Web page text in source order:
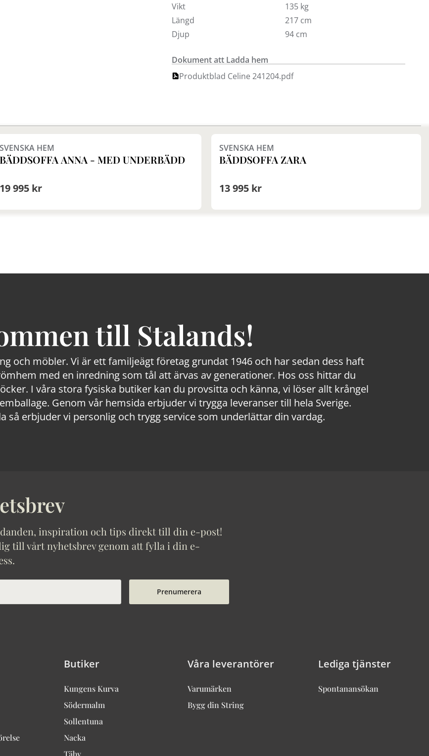
Vikt
135 kg
Längd
217 cm
Djup
94 cm
Dokument att Ladda hem
Produktblad Celine 241204.pdf
Finns i fler val (4)
SVENSKA HEM
BÄDDSOFFA ANNA - MED UNDERBÄDD
19 995 kr
Finns i fler val (9)
SVENSKA HEM
BÄDDSOFFA ZARA
13 995 kr
till Stalands!
och möbler. Vi är ett familjeägt företag grundat 1946 och har sedan dess haft
med en inredning som tål att ärvas av generationer. Hos oss hittar du
I våra stora fysiska butiker kan du provsitta och känna, vi löser allt krångel
Genom vår hemsida erbjuder vi trygga leveranser till hela Sverige.
så erbjuder vi personlig och trygg service som underlättar din vardag.
inspiration och tips direkt till din e-post!
till vårt nyhetsbrev genom att fylla i din e-
Prenumerera
Butiker
Kungens Kurva
Södermalm
Sollentuna
Nacka
Täby
Våra leverantörer
Varumärken
Bygg din String
Lediga tjänster
Spontanansökan